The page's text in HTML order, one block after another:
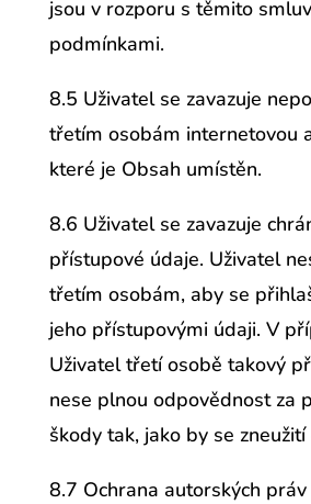
jsou v rozporu s těmito
podmínkami.
8.5 Uživatel se zavazuje
třetím osobám internetovou
které je Obsah umístěn.
8.6 Uživatel se zavazuje
přístupové údaje. Uživatel
třetím osobám, aby se
jeho přístupovými údaji. V
Uživatel třetí osobě takový
nese plnou odpovědnost za
škody tak, jako by se
8.7 Ochrana autorských